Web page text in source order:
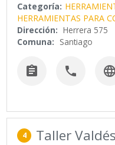
Categoría:
HERRAMIENTAS PARA
Dirección: Herrera 575
Comuna: Santiago
  
4 Taller Valdés